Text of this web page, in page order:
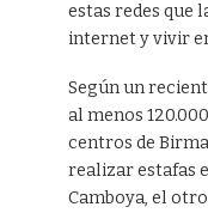
estas redes que
internet y vivir
Según un
al menos
centros de
realizar estafas
Camboya, el